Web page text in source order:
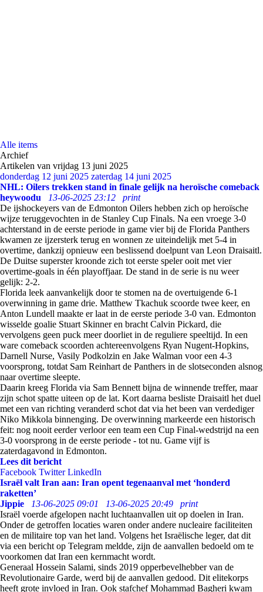
Alle items
Archief
Artikelen van vrijdag 13 juni 2025
donderdag 12 juni 2025 zaterdag 14 juni 2025
NHL: Oilers trekken stand in finale gelijk na heroïsche comeback
heywoodu
13-06-2025 23:12
print
De ijshockeyers van de Edmonton Oilers hebben zich op heroïsche
wijze teruggevochten in de Stanley Cup Finals. Na een vroege 3-0
achterstand in de eerste periode in game vier bij de Florida Panthers
kwamen ze ijzersterk terug en wonnen ze uiteindelijk met 5-4 in
overtime, dankzij opnieuw een beslissend doelpunt van Leon Draisaitl.
De Duitse superster kroonde zich tot eerste speler ooit met vier
overtime-goals in één playoffjaar. De stand in de serie is nu weer
gelijk: 2-2.
Florida leek aanvankelijk door te stomen na de overtuigende 6-1
overwinning in game drie. Matthew Tkachuk scoorde twee keer, en
Anton Lundell maakte er laat in de eerste periode 3-0 van. Edmonton
wisselde goalie Stuart Skinner en bracht Calvin Pickard, die
vervolgens geen puck meer doorliet in de reguliere speeltijd. In een
ware comeback scoorden achtereenvolgens Ryan Nugent-Hopkins,
Darnell Nurse, Vasily Podkolzin en Jake Walman voor een 4-3
voorsprong, totdat Sam Reinhart de Panthers in de slotseconden alsnog
naar overtime sleepte.
Daarin kreeg Florida via Sam Bennett bijna de winnende treffer, maar
zijn schot spatte uiteen op de lat. Kort daarna besliste Draisaitl het duel
met een van richting veranderd schot dat via het been van verdediger
Niko Mikkola binnenging. De overwinning markeerde een historisch
feit: nog nooit eerder verloor een team een Cup Final-wedstrijd na een
3-0 voorsprong in de eerste periode - tot nu. Game vijf is
zaterdagavond in Edmonton.
Lees dit bericht
Facebook Twitter LinkedIn
Israël valt Iran aan: Iran opent tegenaanval met ‘honderd
raketten’
Jippie
13-06-2025 09:01 13-06-2025 20:49
print
Israël voerde afgelopen nacht luchtaanvallen uit op doelen in Iran.
Onder de getroffen locaties waren onder andere nucleaire faciliteiten
en de militaire top van het land. Volgens het Israëlische leger, dat dit
via een bericht op Telegram meldde, zijn de aanvallen bedoeld om te
voorkomen dat Iran een kernmacht wordt.
Generaal Hossein Salami, sinds 2019 opperbevelhebber van de
Revolutionaire Garde, werd bij de aanvallen gedood. Dit elitekorps
heeft grote invloed in Iran. Ook stafchef Mohammad Bagheri kwam